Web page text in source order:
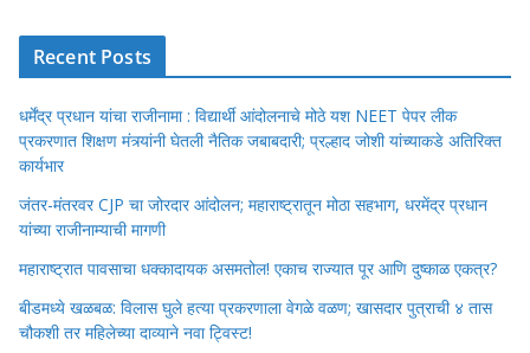
Recent Posts
धर्मेंद्र प्रधान यांचा राजीनामा : विद्यार्थी आंदोलनाचे मोठे यश NEET पेपर लीक
प्रकरणात शिक्षण मंत्र्यांनी घेतली नैतिक जबाबदारी; प्रल्हाद जोशी यांच्याकडे अतिरिक्त
कार्यभार
जंतर-मंतरवर CJP चा जोरदार आंदोलन; महाराष्ट्रातून मोठा सहभाग, धरमेंद्र प्रधान
यांच्या राजीनाम्याची मागणी
महाराष्ट्रात पावसाचा धक्कादायक असमतोल! एकाच राज्यात पूर आणि दुष्काळ एकत्र?
बीडमध्ये खळबळ: विलास घुले हत्या प्रकरणाला वेगळे वळण; खासदार पुत्राची ४ तास
चौकशी तर महिलेच्या दाव्याने नवा ट्विस्ट!